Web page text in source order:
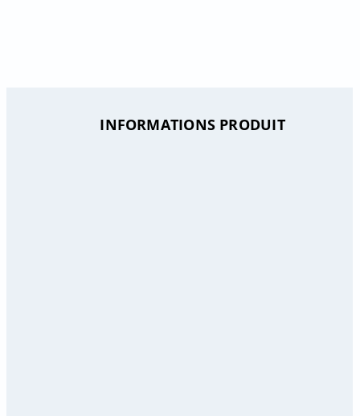
INFORMATIONS PRODUIT